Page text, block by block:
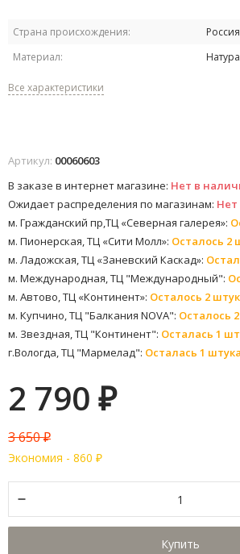
Страна происхождения:
Россия
Материал:
Все характеристики
Артикул: 00060603
В заказе в интернет магазине: Нет в
Ожидает распределения по магазинам:
м. Гражданский пр,ТЦ «Северная галерея»:
м. Пионерская, ТЦ «Сити Молл»: Осталось 2
м. Ладожская, ТЦ «Заневский Каскад»:
м. Международная, ТЦ "Международный":
м. Автово, ТЦ «Континент»: Осталось 2
м. Купчино, ТЦ "Балкания NOVA": Осталось
м. Звездная, ТЦ "Континент": Осталась 1
г.Вологда, ТЦ "Мармелад": Осталась 1 штука
2 790 ₽
3 650₽
Экономия - 860 ₽
Купить